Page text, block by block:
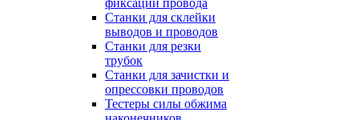
фиксации провода
Станки для склейки
выводов и проводов
Станки для резки
трубок
Станки для зачистки и
опрессовки проводов
Тестеры силы обжима